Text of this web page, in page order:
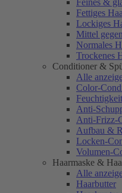
Feines &
Fettiges
Lockiges
Mittel
Normales
Trockenes
Conditioner &
Alle
Color-
Anti-
Anti-Frizz-
Aufbau &
Locken-
Volumen-
Haarmaske &
Alle
Haarbutter